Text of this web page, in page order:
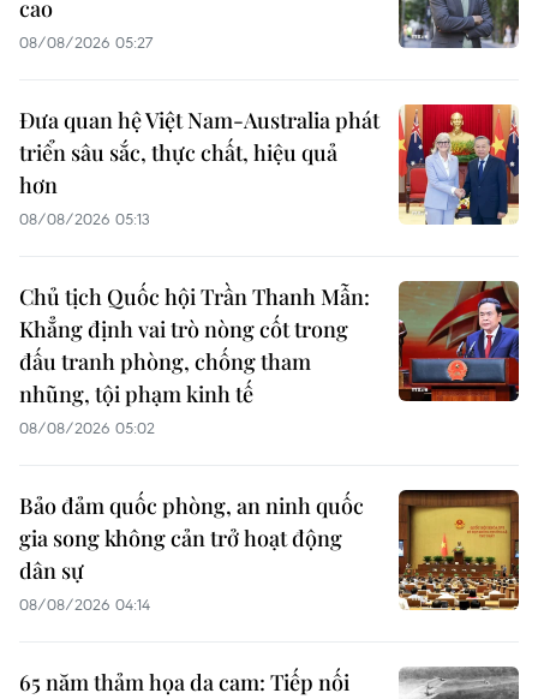
cao
08/08/2026 05:27
Đưa quan hệ Việt Nam-Australia phát
triển sâu sắc, thực chất, hiệu quả
hơn
08/08/2026 05:13
Chủ tịch Quốc hội Trần Thanh Mẫn:
Khẳng định vai trò nòng cốt trong
đấu tranh phòng, chống tham
nhũng, tội phạm kinh tế
08/08/2026 05:02
Bảo đảm quốc phòng, an ninh quốc
gia song không cản trở hoạt động
dân sự
08/08/2026 04:14
65 năm thảm họa da cam: Tiếp nối